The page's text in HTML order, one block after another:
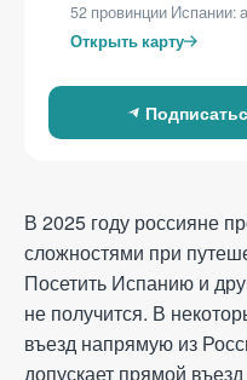
Блог
Отзывы
Контакты
Адрес офиса
46009,
Centelles
В 2025 году россияне
сложностями при
Посетить Испанию и
не получится. В
въезд напрямую из
допускает прямой
52 провинции Испании:
Открыть карту